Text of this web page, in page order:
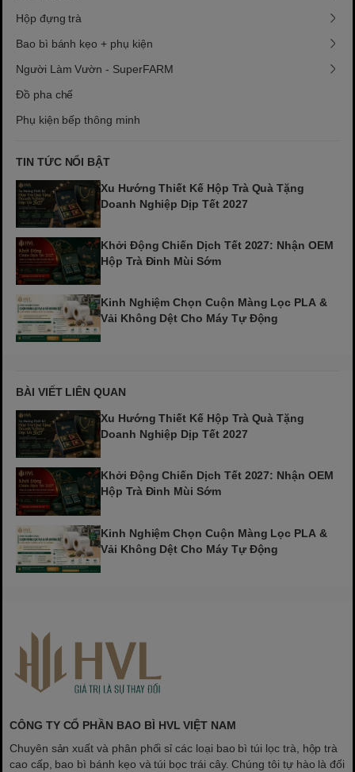
Hộp đựng trà
Bao bì bánh kẹo + phụ kiện
Người Làm Vườn - SuperFARM
Đồ pha chế
Phụ kiện bếp thông minh
TIN TỨC NỔI BẬT
Xu Hướng Thiết Kế Hộp Trà Quà Tặng
Doanh Nghiệp Dịp Tết 2027
Khởi Động Chiến Dịch Tết 2027: Nhận OEM
Hộp Trà Đinh Mùi Sớm
Kinh Nghiệm Chọn Cuộn Màng Lọc PLA &
Vải Không Dệt Cho Máy Tự Động
BÀI VIẾT LIÊN QUAN
Xu Hướng Thiết Kế Hộp Trà Quà Tặng
Doanh Nghiệp Dịp Tết 2027
Khởi Động Chiến Dịch Tết 2027: Nhận OEM
Hộp Trà Đinh Mùi Sớm
Kinh Nghiệm Chọn Cuộn Màng Lọc PLA &
Vải Không Dệt Cho Máy Tự Động
CÔNG TY CỔ PHẦN BAO BÌ HVL VIỆT NAM
Chuyên sản xuất và phân phối sỉ các loại bao bì túi lọc trà, hộp trà
cao cấp, bao bì bánh kẹo và túi bọc trái cây. Chúng tôi tự hào là đối